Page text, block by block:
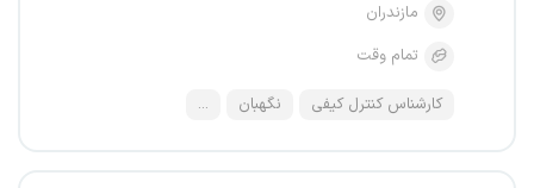
مازندران
تمام وقت
کارشناس کنترل کیفی نگهبان ...